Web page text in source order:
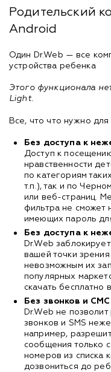
Родительский
Android
Один Dr.Web — все
устройства ребенка
Этого функционала
Light.
Все, что что нужно для
Без доступа к
Доступ к
нравственности
по категориям
т.п.), так и по
или веб-страниц.
фильтра не сможет
имеющих пароль
Без доступа к
Dr.Web
вашей точки
невозможным их
популярных
скачать бесплатно
Без звонков и
Dr.Web не
звонков и SMS
например,
сообщения только
номеров из списка
дозвониться до